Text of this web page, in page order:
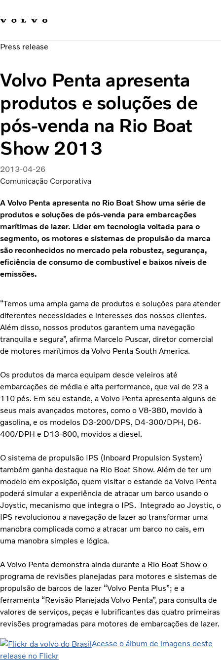
Carreira
Sustentabilidade e Segurança
Press release
Volvo Penta apresenta
produtos e soluções de
pós-venda na Rio Boat
Show 2013
2013-04-26
Comunicação Corporativa
A Volvo Penta apresenta no Rio Boat Show uma série de
produtos e soluções de pós-venda para embarcações
marítimas de lazer. Lider em tecnologia voltada para o
segmento, os motores e sistemas de propulsão da marca
são reconhecidos no mercado pela robustez, segurança,
eficiência de consumo de combustível e baixos níveis de
emissões.
“Temos uma ampla gama de produtos e soluções para atender
diferentes necessidades e interesses dos nossos clientes.
Além disso, nossos produtos garantem uma navegação
tranquila e segura”, afirma Marcelo Puscar, diretor comercial
de motores marítimos da Volvo Penta South America.
Os produtos da marca equipam desde veleiros até
embarcações de média e alta performance, que vai de 23 a
110 pés. Em seu estande, a Volvo Penta apresenta alguns de
seus mais avançados motores, como o V8-380, movido à
gasolina, e os modelos D3-200/DPS, D4-300/DPH, D6-
400/DPH e D13-800, movidos a diesel.
O sistema de propulsão IPS (Inboard Propulsion System)
também ganha destaque na Rio Boat Show. Além de ter um
modelo em exposição, quem visitar o estande da Volvo Penta
poderá simular a experiência de atracar um barco usando o
Joystic, mecanismo que integra o IPS. Integrado ao Joystic, o
IPS revolucionou a navegação de lazer ao transformar uma
manobra complicada como a atracar um barco no cais, em
uma manobra simples e lógica.
A Volvo Penta demonstra ainda durante a Rio Boat Show o
programa de revisões planejadas para motores e sistemas de
propulsão de barcos de lazer “Volvo Penta Plus”; e a
ferramenta “Revisão Planejada Volvo Penta”, para consulta de
valores de serviços, peças e lubrificantes das quatro primeiras
revisões programadas para motores de embarcações de lazer.
Acesse o álbum de imagens deste
release no Flickr